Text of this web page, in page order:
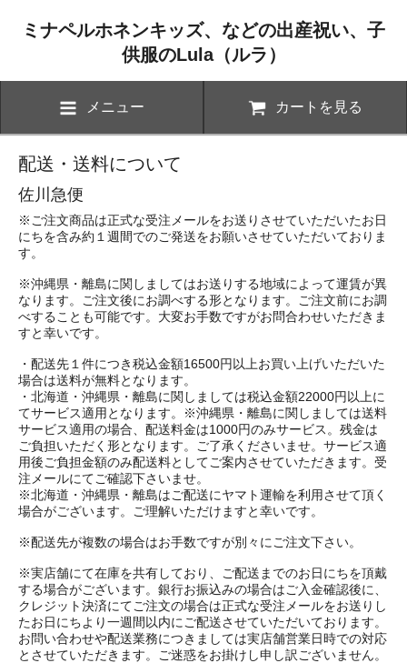
ミナペルホネンキッズ、などの出産祝い、子
供服のLula（ルラ）
メニュー カートを見る
配送・送料について
佐川急便
※ご注文商品は正式な受注メールをお送りさせていただいたお日
にちを含み約１週間でのご発送をお願いさせていただいておりま
す。
※沖縄県・離島に関しましてはお送りする地域によって運賃が異
なります。ご注文後にお調べする形となります。ご注文前にお調
べすることも可能です。大変お手数ですがお問合わせいただきま
すと幸いです。
・配送先１件につき税込金額16500円以上お買い上げいただいた
場合は送料が無料となります。
・北海道・沖縄県・離島に関しましては税込金額22000円以上に
てサービス適用となります。※沖縄県・離島に関しましては送料
サービス適用の場合、配送料金は1000円のみサービス。残金は
ご負担いただく形となります。ご了承くださいませ。サービス適
用後ご負担金額のみ配送料としてご案内させていただきます。受
注メールにてご確認下さいませ。
※北海道・沖縄県・離島はご配送にヤマト運輸を利用させて頂く
場合がございます。ご理解いただけますと幸いです。
※配送先が複数の場合はお手数ですが別々にご注文下さい。
※実店舗にて在庫を共有しており、ご配送までのお日にちを頂戴
する場合がございます。銀行お振込みの場合はご入金確認後に、
クレジット決済にてご注文の場合は正式な受注メールをお送りし
たお日にちより一週間以内にご配送させていただいております。
お問い合わせや配送業務につきましては実店舗営業日時での対応
とさせていただきます。ご迷惑をお掛けし申し訳ございません。